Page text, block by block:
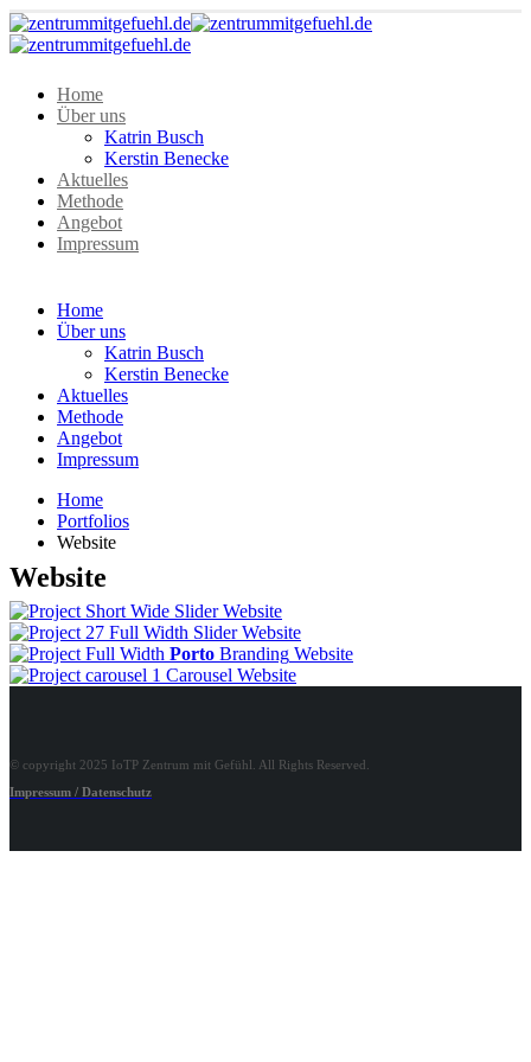
Home
Über uns
Katrin Busch
Kerstin Benecke
Aktuelles
Methode
Angebot
Impressum
Home
Über uns
Katrin Busch
Kerstin Benecke
Aktuelles
Methode
Angebot
Impressum
Home
Portfolios
Website
Website
Wide Slider Website
Full Width Slider Website
Porto Branding Website
Carousel Website
© copyright 2025 IoTP Zentrum mit Gefühl. All Rights Reserved.
Impressum / Datenschutz